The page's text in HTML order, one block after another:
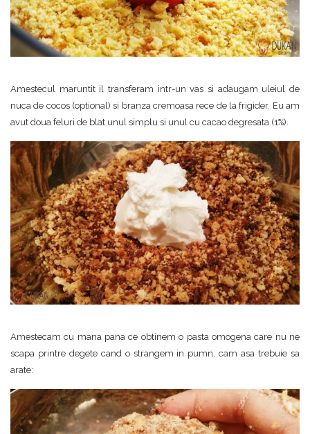
Amestecul maruntit il transferam intr-un vas si adaugam uleiul de
nuca de cocos (optional) si branza cremoasa rece de la frigider. Eu am
avut doua feluri de blat unul simplu si unul cu cacao degresata (1%).
Amestecam cu mana pana ce obtinem o pasta omogena care nu ne
scapa printre degete cand o strangem in pumn, cam asa trebuie sa
arate: